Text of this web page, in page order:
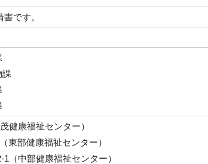
です。
課
健康福祉センター）
部健康福祉センター）
（中部健康福祉センター）